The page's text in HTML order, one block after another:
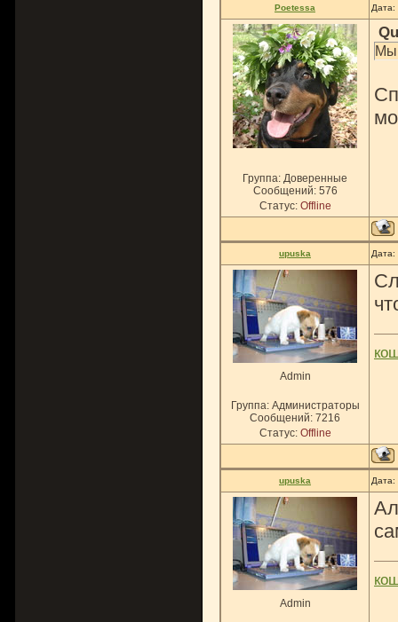
Poetessa
Группа: Доверенные
Сообщений: 576
Статус: Offline
Мы
upuska Дата:
Admin
Группа: Администраторы
Сообщений: 7216
Статус: Offline
upuska Дата:
Admin